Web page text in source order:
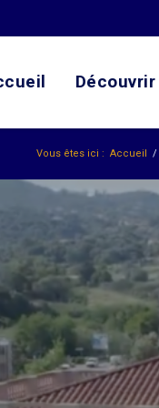
Découvrir
Vous êtes ici : Accueil /